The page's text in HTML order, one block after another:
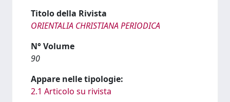
Titolo della Rivista
ORIENTALIA CHRISTIANA PERIODICA
N° Volume
90
Appare nelle tipologie:
2.1 Articolo su rivista